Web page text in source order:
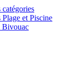
Plage et Piscine
Bivouac